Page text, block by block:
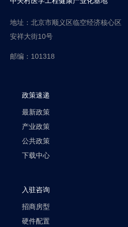
地址：北京市顺义区临空经济核心区
安祥大街10号
邮编：101318
政策速递
最新政策
产业政策
公共政策
下载中心
入驻咨询
招商房型
硬件配置